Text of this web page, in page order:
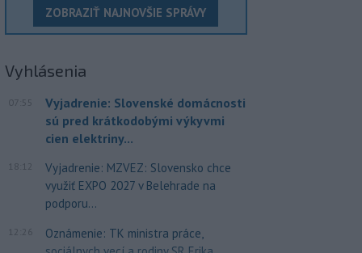
ZOBRAZIŤ NAJNOVŠIE SPRÁVY
Vyhlásenia
07:55
Vyjadrenie: Slovenské domácnosti
sú pred krátkodobými výkyvmi
cien elektriny...
18:12
Vyjadrenie: MZVEZ: Slovensko chce
využiť EXPO 2027 v Belehrade na
podporu...
12:26
Oznámenie: TK ministra práce,